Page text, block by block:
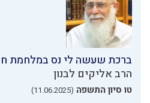
ברכת שעשה לי נס במלחמת
הרב אליקים לבנון
טו סיון התשפה (11.06.2025)